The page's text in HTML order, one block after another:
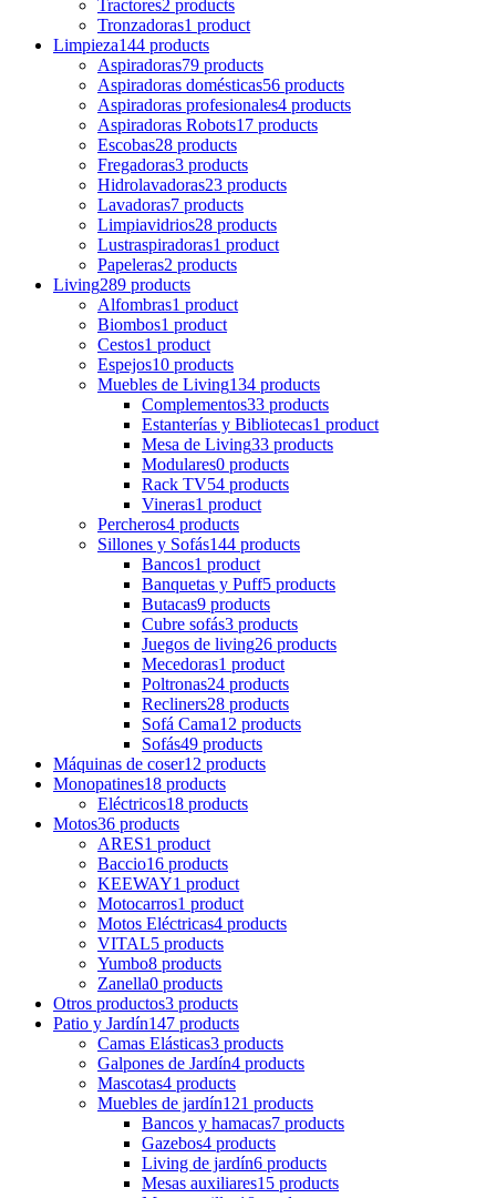
Tractores2 products
Tronzadoras1 product
Limpieza144 products
Aspiradoras79 products
Aspiradoras domésticas56 products
Aspiradoras profesionales4 products
Aspiradoras Robots17 products
Escobas28 products
Fregadoras3 products
Hidrolavadoras23 products
Lavadoras7 products
Limpiavidrios28 products
Lustraspiradoras1 product
Papeleras2 products
Living289 products
Alfombras1 product
Biombos1 product
Cestos1 product
Espejos10 products
Muebles de Living134 products
Complementos33 products
Estanterías y Bibliotecas1 product
Mesa de Living33 products
Modulares0 products
Rack TV54 products
Vineras1 product
Percheros4 products
Sillones y Sofás144 products
Bancos1 product
Banquetas y Puff5 products
Butacas9 products
Cubre sofás3 products
Juegos de living26 products
Mecedoras1 product
Poltronas24 products
Recliners28 products
Sofá Cama12 products
Sofás49 products
Máquinas de coser12 products
Monopatines18 products
Eléctricos18 products
Motos36 products
ARES1 product
Baccio16 products
KEEWAY1 product
Motocarros1 product
Motos Eléctricas4 products
VITAL5 products
Yumbo8 products
Zanella0 products
Otros productos3 products
Patio y Jardín147 products
Camas Elásticas3 products
Galpones de Jardín4 products
Mascotas4 products
Muebles de jardín121 products
Bancos y hamacas7 products
Gazebos4 products
Living de jardín6 products
Mesas auxiliares15 products